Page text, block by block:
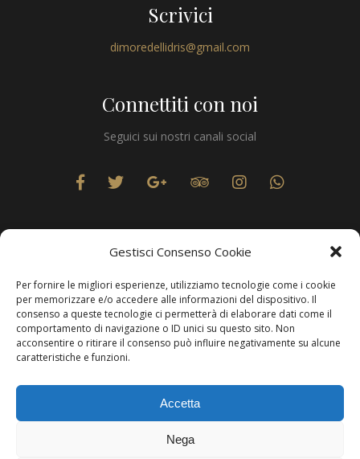
Gestisci Consenso Cookie
Per fornire le migliori esperienze, utilizziamo tecnologie come i cookie
per memorizzare e/o accedere alle informazioni del dispositivo. Il
consenso a queste tecnologie ci permetterà di elaborare dati come il
comportamento di navigazione o ID unici su questo sito. Non
acconsentire o ritirare il consenso può influire negativamente su alcune
caratteristiche e funzioni.
Accetta
Nega
Scrivici
dimoredellidris@gmail.com
Connettiti con noi
Seguici sui nostri canali social
Privacy
Produzione WebResolvis Marketing & Comunicazione
Copyright © Hotels & Resorts Srl - Partita IVA IT01212800773.
Affittacamere - CIN: IT077014B401676001. Tutti i diritti sono